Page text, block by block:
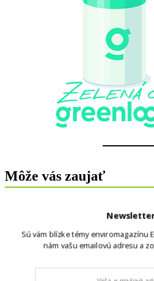
Môže vás zaujať
Ako vybrať
Sú vám blízke témy enviromagazínu
nám vašu emailovú adresu a